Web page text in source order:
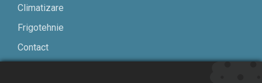
Climatizare
Frigotehnie
Contact